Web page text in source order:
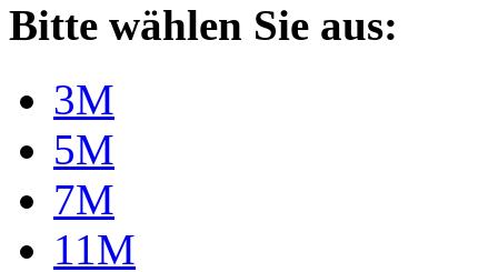
Bitte wählen Sie aus:
3M
5M
7M
11M